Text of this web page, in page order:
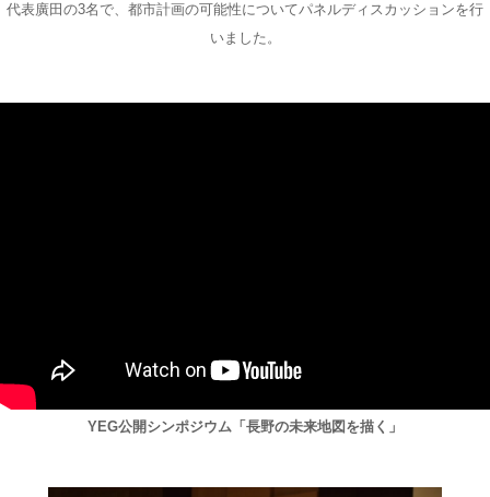
代表廣田の3名で、都市計画の可能性についてパネルディスカッションを行
いました。
YEG公開シンポジウム「長野の未来地図を描く」